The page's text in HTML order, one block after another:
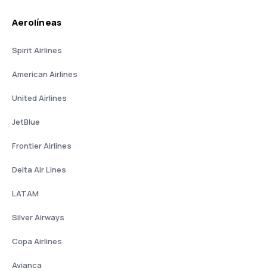
Aerolíneas
Spirit Airlines
American Airlines
United Airlines
JetBlue
Frontier Airlines
Delta Air Lines
LATAM
Silver Airways
Copa Airlines
Avianca